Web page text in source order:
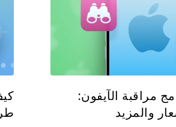
شارك هذه
فيسبوك
مراقبة الآيفون:
والمزيد